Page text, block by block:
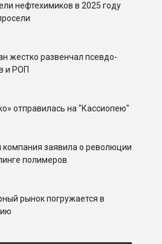
нефтехимиков в 2025 году
жестко развенчал псевдо-
и РОП
отправилась на "Кассиопею"
компания заявила о революции
полимеров
рынок погружается в